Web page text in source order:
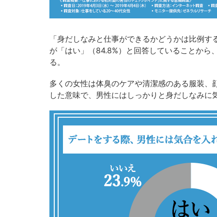
「身だしなみと仕事ができるかどうかは比例
が「はい」（84.8%）と回答していることから
る。
多くの女性は体臭のケアや清潔感のある服装
した意味で、男性にはしっかりと身だしなみ